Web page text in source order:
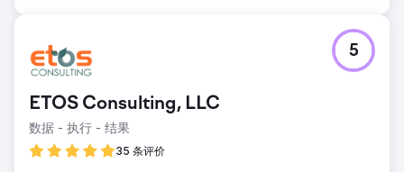
ETOS Consulting, LLC
数据 - 执行 - 结果
35 条评价
5